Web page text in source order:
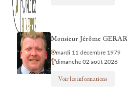
Monsieur Jérôme
mardi 11 décembre 1979
dimanche 02 août 2026
Voir les informations